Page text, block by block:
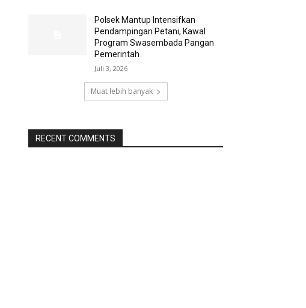
Polsek Mantup Intensifkan
Pendampingan Petani, Kawal
Program Swasembada Pangan
Pemerintah
Juli 3, 2026
Muat lebih banyak
RECENT COMMENTS